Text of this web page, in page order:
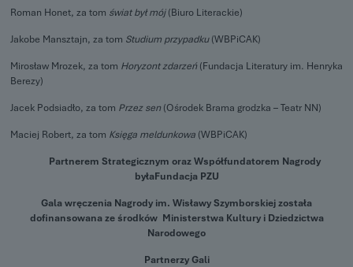
Roman Honet, za tom świat był mój(Biuro Literackie)
Jakobe Mansztajn, za tom Studium przypadku(WBPiCAK)
Mirosław Mrozek, za tom Horyzont zdarzeń (Fundacja Literatury im. Henryka
Berezy)
Jacek Podsiadło, za tom Przez sen (Ośrodek Brama grodzka – Teatr NN)
Maciej Robert, za tom Księga meldunkowa (WBPiCAK)
Partnerem Strategicznym oraz Współfundatorem Nagrody
byłaFundacja PZU
Gala wręczenia Nagrody im. Wisławy Szymborskiej została
dofinansowana ze środków Ministerstwa Kultury i Dziedzictwa
Narodowego
Partnerzy Gali